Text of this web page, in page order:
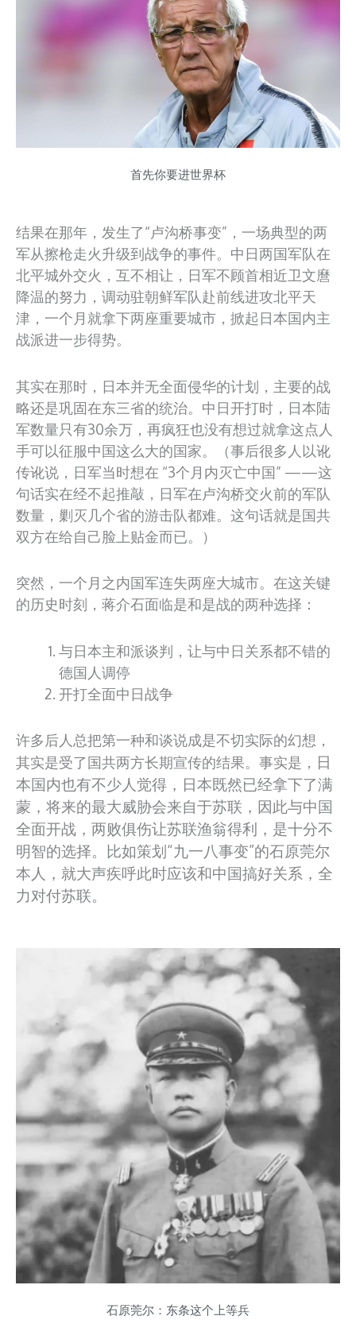
首先你要进世界杯
结果在那年，发生了“卢沟桥事变”，一场典型的两
军从擦枪走火升级到战争的事件。中日两国军队在
北平城外交火，互不相让，日军不顾首相近卫文麿
降温的努力，调动驻朝鲜军队赴前线进攻北平天
津，一个月就拿下两座重要城市，掀起日本国内主
战派进一步得势。
其实在那时，日本并无全面侵华的计划，主要的战
略还是巩固在东三省的统治。中日开打时，日本陆
军数量只有30余万，再疯狂也没有想过就拿这点人
手可以征服中国这么大的国家。（事后很多人以讹
传讹说，日军当时想在 “3个月内灭亡中国” ——这
句话实在经不起推敲，日军在卢沟桥交火前的军队
数量，剿灭几个省的游击队都难。这句话就是国共
双方在给自己脸上贴金而已。）
突然，一个月之内国军连失两座大城市。在这关键
的历史时刻，蒋介石面临是和是战的两种选择：
与日本主和派谈判，让与中日关系都不错的
德国人调停
开打全面中日战争
许多后人总把第一种和谈说成是不切实际的幻想，
其实是受了国共两方长期宣传的结果。事实是， 日
本国内也有不少人觉得，日本既然已经拿下了满
蒙，将来的最大威胁会来自于苏联，因此与中国
全面开战，两败俱伤让苏联渔翁得利，是十分不
明智的选择。比如策划“九一八事变”的石原莞尔
本人，就大声疾呼此时应该和中国搞好关系，全
力对付苏联。
石原莞尔：东条这个上等兵